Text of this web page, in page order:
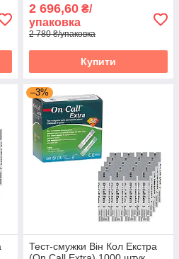
2 696,60 ₴/
упаковка
2 780 ₴/упаковка
Купити
–3%
Тест-смужки Він Кол Екстра